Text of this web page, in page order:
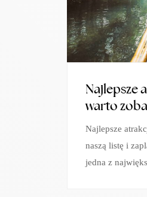
Najlepsze
warto
Najlepsze
naszą listę i
jedna z